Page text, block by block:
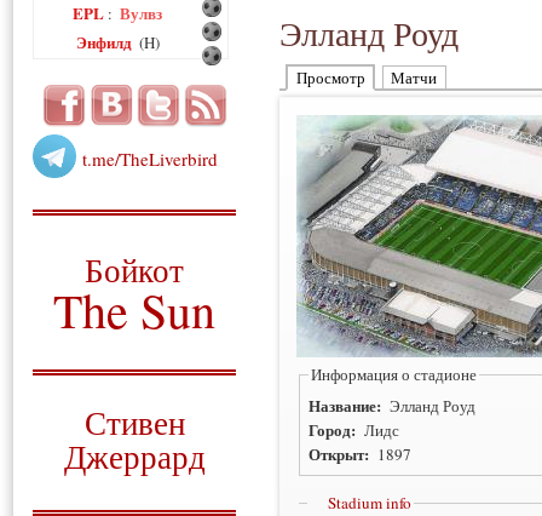
EPL : Вулвз
Энфилд (H)
t.me/TheLiverbird
Бойкот
The Sun
Стивен
Джеррард
Элланд Роуд
Просмотр Матчи
Информация о стадионе
Название: Элланд Роуд
Город: Лидс
Открыт: 1897
Stadium info